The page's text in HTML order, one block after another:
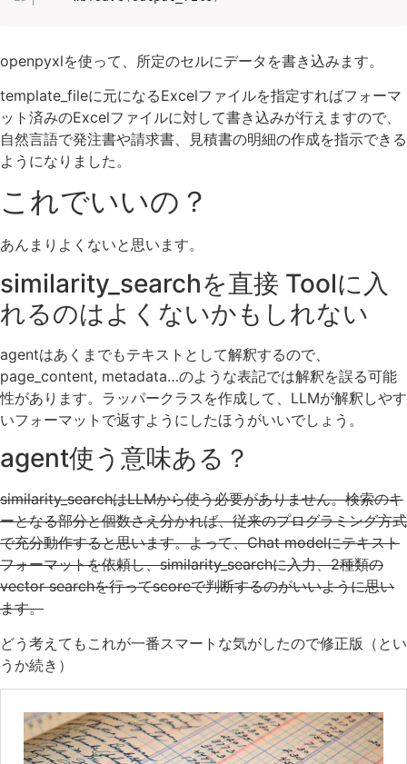
openpyxlを使って、所定のセルにデータを書き込みます。
template_fileに元になるExcelファイルを指定すればフォーマ
ット済みのExcelファイルに対して書き込みが行えますので、
自然言語で発注書や請求書、見積書の明細の作成を指示できる
ようになりました。
これでいいの？
あんまりよくないと思います。
similarity_searchを直接 Toolに入
れるのはよくないかもしれない
agentはあくまでもテキストとして解釈するので、
page_content, metadata…のような表記では解釈を誤る可能
性があります。ラッパークラスを作成して、LLMが解釈しやす
いフォーマットで返すようにしたほうがいいでしょう。
agent使う意味ある？
similarity_searchはLLMから使う必要がありません。検索のキ
ーとなる部分と個数さえ分かれば、従来のプログラミング方式
で充分動作すると思います。よって、Chat modelにテキスト
フォーマットを依頼し、similarity_searchに入力、2種類の
vector searchを行ってscoreで判断するのがいいように思い
ます。
どう考えてもこれが一番スマートな気がしたので修正版（とい
うか続き）